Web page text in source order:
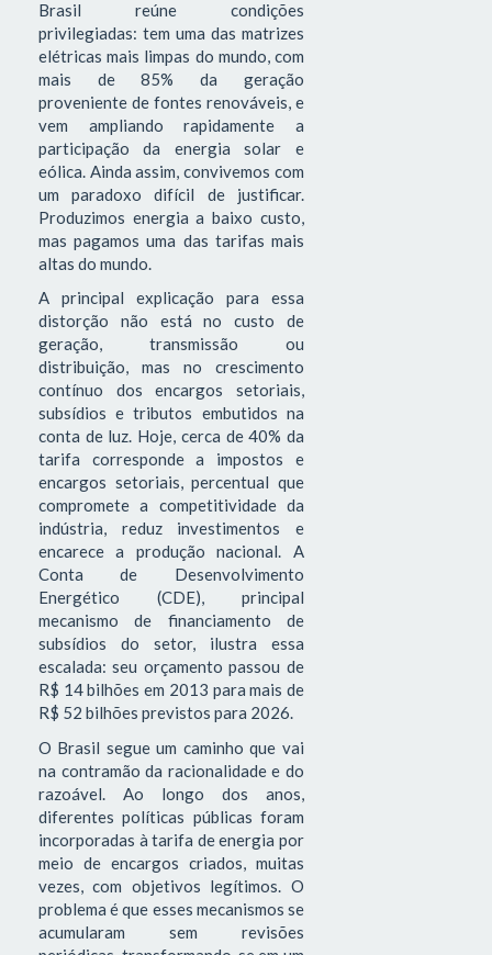
Brasil reúne condições
privilegiadas: tem uma das matrizes
elétricas mais limpas do mundo, com
mais de 85% da geração
proveniente de fontes renováveis, e
vem ampliando rapidamente a
participação da energia solar e
eólica. Ainda assim, convivemos com
um paradoxo difícil de justificar.
Produzimos energia a baixo custo,
mas pagamos uma das tarifas mais
altas do mundo.
A principal explicação para essa
distorção não está no custo de
geração, transmissão ou
distribuição, mas no crescimento
contínuo dos encargos setoriais,
subsídios e tributos embutidos na
conta de luz. Hoje, cerca de 40% da
tarifa corresponde a impostos e
encargos setoriais, percentual que
compromete a competitividade da
indústria, reduz investimentos e
encarece a produção nacional. A
Conta de Desenvolvimento
Energético (CDE), principal
mecanismo de financiamento de
subsídios do setor, ilustra essa
escalada: seu orçamento passou de
R$ 14 bilhões em 2013 para mais de
R$ 52 bilhões previstos para 2026.
O Brasil segue um caminho que vai
na contramão da racionalidade e do
razoável. Ao longo dos anos,
diferentes políticas públicas foram
incorporadas à tarifa de energia por
meio de encargos criados, muitas
vezes, com objetivos legítimos. O
problema é que esses mecanismos se
acumularam sem revisões